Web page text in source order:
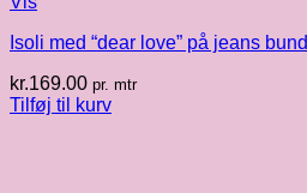
Isoli med “dear love” på jeans bund
kr.169.00 pr. mtr
Tilføj til kurv